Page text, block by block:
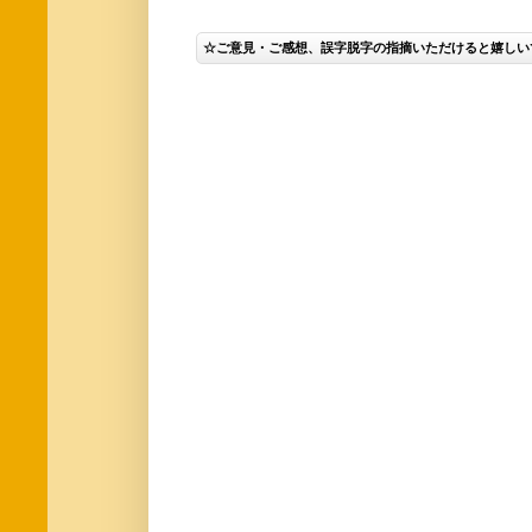
☆ご意見・ご感想、誤字脱字の指摘いただけると嬉し